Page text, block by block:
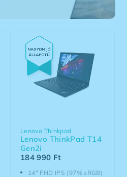
14" FHD IPS (97% sRGB)
Lenovo Thinkpad
Lenovo ThinkPad T14
Gen2i
184 990 Ft